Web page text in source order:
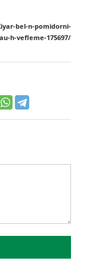
bel-n-pomidorni-
h-vefleme-175697/